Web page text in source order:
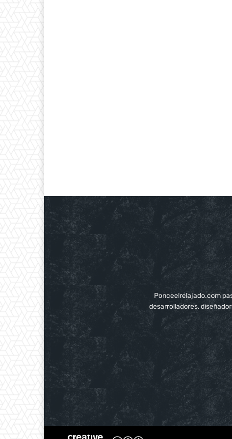
Ponceelrelajado.com
desarrolladores,